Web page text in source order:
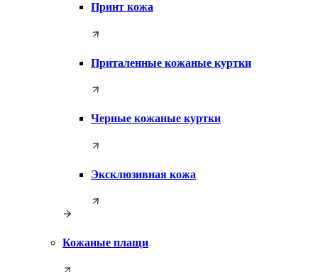
Принт кожа
Приталенные кожаные куртки
Черные кожаные куртки
Эксклюзивная кожа
Кожаные плащи